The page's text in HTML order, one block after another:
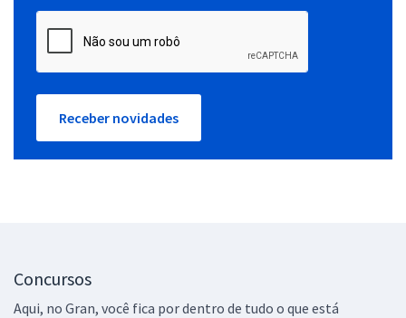
Receber novidades
Concursos
Aqui, no Gran, você fica por dentro de tudo o que está